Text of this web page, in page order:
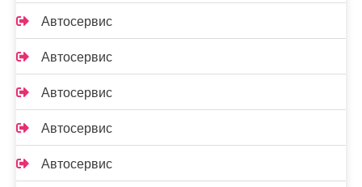
Автосервис
Автосервис
Автосервис
Автосервис
Автосервис